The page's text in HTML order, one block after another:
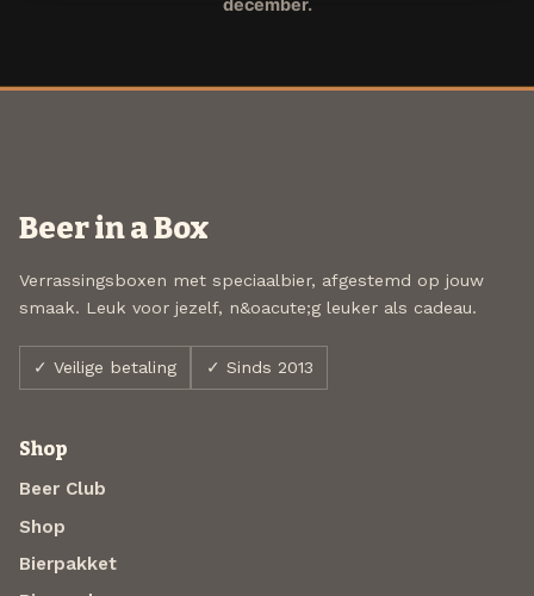
december.
Beer in a Box
Verrassingsboxen met speciaalbier, afgestemd op jouw
smaak. Leuk voor jezelf, n&oacute;g leuker als cadeau.
✓ Veilige betaling ✓ Sinds 2013
Shop
Beer Club
Shop
Bierpakket